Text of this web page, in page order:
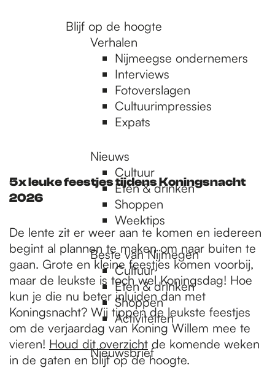
Blijf op de hoogte
Verhalen
Nijmeegse ondernemers
Interviews
Fotoverslagen
Cultuurimpressies
Expats
Nieuws
Cultuur
Eten & drinken
Shoppen
Weektips
Beste van Nijmegen
Cultuur
Eten & drinken
Shoppen
Activiteiten
Nieuwsbrief
5x leuke feestjes tijdens Koningsnacht
2026
De lente zit er weer aan te komen en iedereen
begint al plannen te maken om naar buiten te
gaan. Grote en kleine feestjes komen voorbij,
maar de leukste is toch wel Koningsdag! Hoe
kun je die nu beter inluiden dan met
Koningsnacht? Wij tippen de leukste feestjes
om de verjaardag van Koning Willem mee te
vieren! Houd dit overzicht de komende weken
in de gaten en blijf op de hoogte.